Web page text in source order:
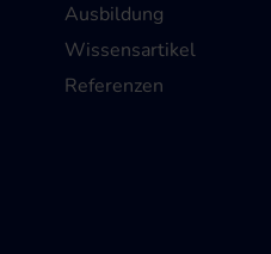
Ausbildung
Wissensartikel
Referenzen